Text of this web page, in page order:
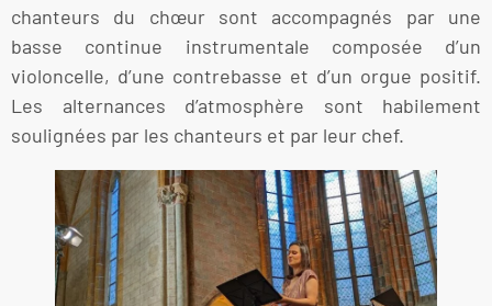
chanteurs du chœur sont accompagnés par une
basse continue instrumentale composée d’un
violoncelle, d’une contrebasse et d’un orgue positif.
Les alternances d’atmosphère sont habilement
soulignées par les chanteurs et par leur chef.